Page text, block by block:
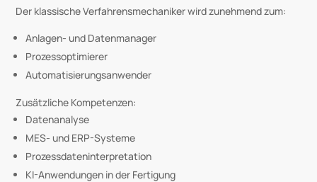
Der klassische Verfahrensmechaniker wird zunehmend zum:
Anlagen- und Datenmanager
Prozessoptimierer
Automatisierungsanwender
Zusätzliche Kompetenzen:
Datenanalyse
MES- und ERP-Systeme
Prozessdateninterpretation
KI-Anwendungen in der Fertigung